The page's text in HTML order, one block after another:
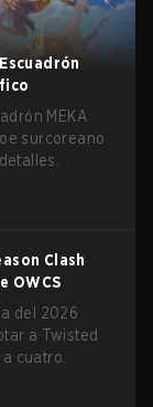
MEKA
surcoreano
Clash
OWCS
del 2026
a Twisted
cuatro.